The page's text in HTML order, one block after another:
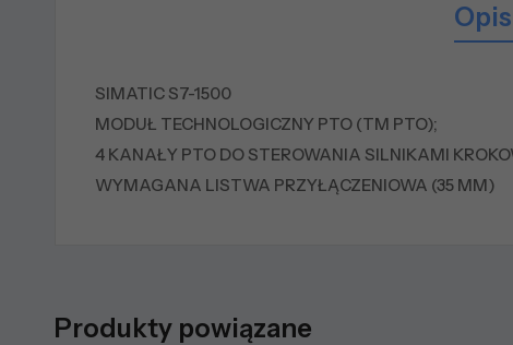
SIMATIC S7-1500
MODUŁ TECHNOLOGICZNY PTO (TM PTO);
4 KANAŁY PTO DO STEROWANIA SILNIKAMI
WYMAGANA LISTWA PRZYŁĄCZENIOWA (35 MM)
Produkty powiązane